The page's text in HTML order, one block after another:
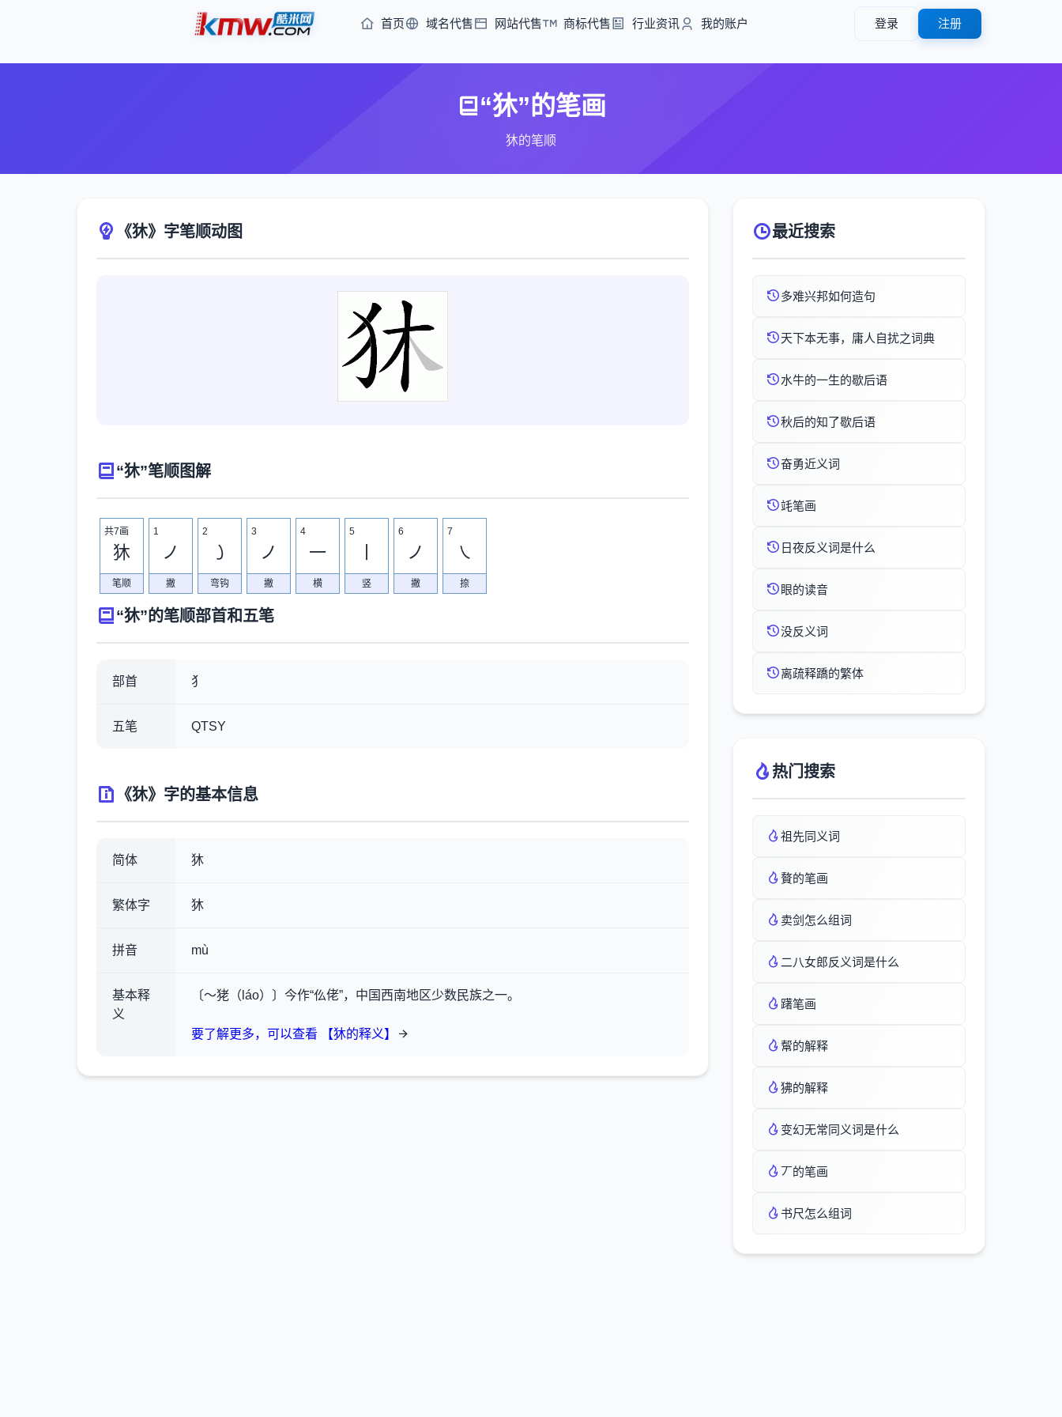
首页 域名代售 网站代售 商标代售 行业资讯 我的账户 登录 注册
“狇”的笔画
狇的笔顺
《狇》字笔顺动图
“狇”笔顺图解
共7画
狇
笔顺
1
ノ
撇
2
㇁
弯钩
3
ノ
撇
4
一
横
5
竖
6
ノ
撇
7
㇏
捺
“狇”的笔顺部首和五笔
部首 犭
五笔 QTSY
《狇》字的基本信息
简体 狇
繁体字 狇
拼音 mù
基本释
义
〔～狫（láo）〕今作“仫佬”，中国西南地区少数民族之一。
要了解更多，可以查看 【狇的释义】
最近搜索
多难兴邦如何造句
天下本无事，庸人自扰之词典
水牛的一生的歇后语
秋后的知了歇后语
奋勇近义词
竓笔画
日夜反义词是什么
眼的读音
没反义词
离疏释蹻的繁体
热门搜索
祖先同义词
贅的笔画
卖剑怎么组词
二八女郎反义词是什么
躇笔画
幚的解释
狒的解释
变幻无常同义词是什么
丆的笔画
书尺怎么组词